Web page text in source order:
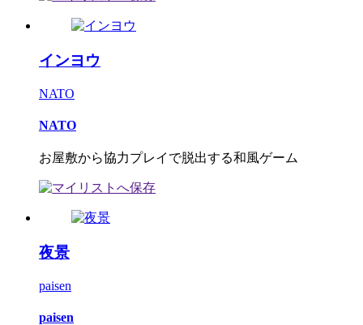
インヨウ
NATO
NATO
お屋敷から協力プレイで脱出する和風ゲーム
夜景
paisen
paisen